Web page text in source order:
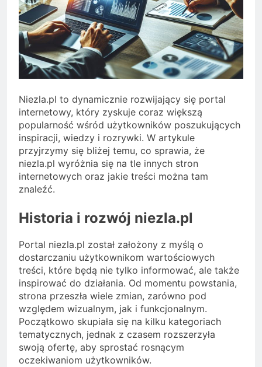
Niezla.pl to dynamicznie rozwijający się portal
internetowy, który zyskuje coraz większą
popularność wśród użytkowników poszukujących
inspiracji, wiedzy i rozrywki. W artykule
przyjrzymy się bliżej temu, co sprawia, że
niezla.pl wyróżnia się na tle innych stron
internetowych oraz jakie treści można tam
znaleźć.
Historia i rozwój niezla.pl
Portal niezla.pl został założony z myślą o
dostarczaniu użytkownikom wartościowych
treści, które będą nie tylko informować, ale także
inspirować do działania. Od momentu powstania,
strona przeszła wiele zmian, zarówno pod
względem wizualnym, jak i funkcjonalnym.
Początkowo skupiała się na kilku kategoriach
tematycznych, jednak z czasem rozszerzyła
swoją ofertę, aby sprostać rosnącym
oczekiwaniom użytkowników.